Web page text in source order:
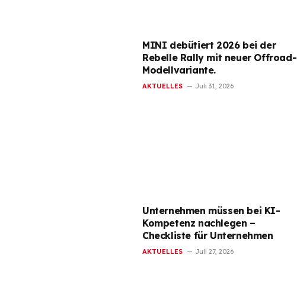
MINI debütiert 2026 bei der
Rebelle Rally mit neuer Offroad-
Modellvariante.
AKTUELLES Juli 31, 2026
Unternehmen müssen bei KI-
Kompetenz nachlegen –
Checkliste für Unternehmen
AKTUELLES Juli 27, 2026